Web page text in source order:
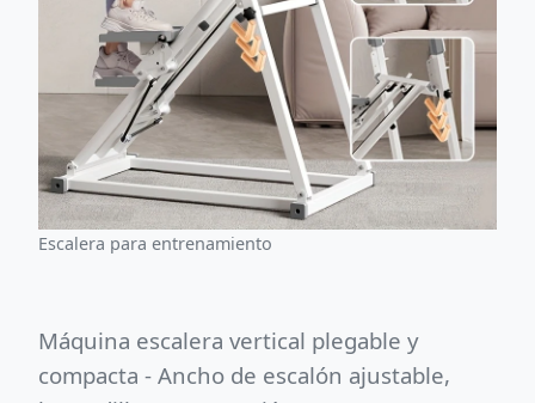
Escalera para entrenamiento
Máquina escalera vertical plegable y
compacta - Ancho de escalón ajustable,